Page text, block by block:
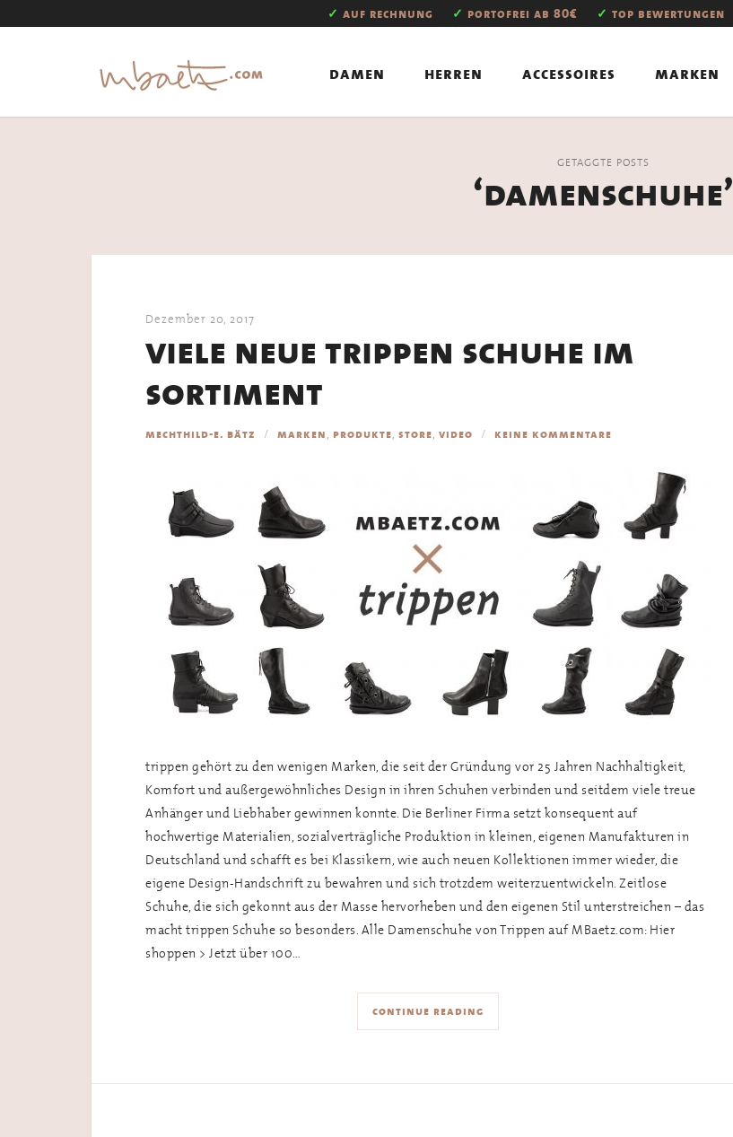
✓ auf rechnung ✓ portofrei ab 80€ ✓ top bewertungen
damen herren accessoires marken
GETAGGTE POSTS
‘damenschuhe’
Dezember 20, 2017
viele neue trippen schuhe im
sortiment
mechthild-e. bätz marken, produkte, store, video keine kommentare
trippen gehört zu den wenigen Marken, die seit der Gründung vor 25 Jahren Nachhaltigkeit,
Komfort und außergewöhnliches Design in ihren Schuhen verbinden und seitdem viele treue
Anhänger und Liebhaber gewinnen konnte. Die Berliner Firma setzt konsequent auf
hochwertige Materialien, sozialverträgliche Produktion in kleinen, eigenen Manufakturen in
Deutschland und schafft es bei Klassikern, wie auch neuen Kollektionen immer wieder, die
eigene Design-Handschrift zu bewahren und sich trotzdem weiterzuentwickeln. Zeitlose
Schuhe, die sich gekonnt aus der Masse hervorheben und den eigenen Stil unterstreichen – das
macht trippen Schuhe so besonders. Alle Damenschuhe von Trippen auf MBaetz.com: Hier
shoppen > Jetzt über 100…
continue reading